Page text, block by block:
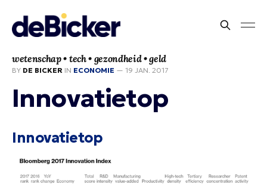
wetenschap • tech • gezondheid • geld
BY DE BICKER IN ECONOMIE — 19 JAN. 2017
Innovatietop
Innovatietop